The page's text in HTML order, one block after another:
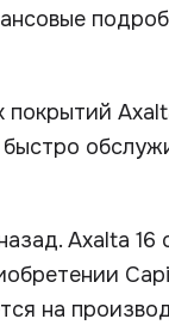
Axalta 16
на